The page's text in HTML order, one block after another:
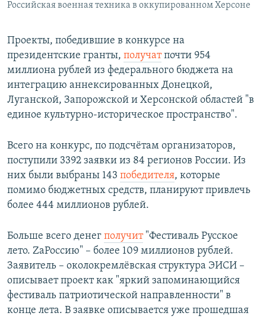
Российская военная техника в оккупированном Херсоне
Проекты, победившие в конкурсе на
президентские гранты, получатпочти 954
миллиона рублей из федерального бюджета на
интеграцию аннексированных Донецкой,
Луганской, Запорожской и Херсонской областей "в
единое культурно-историческое пространство".
Всего на конкурс, по подсчётам организаторов,
поступили 3392 заявки из 84 регионов России. Из
них были выбраны 143 победителя, которые
помимо бюджетных средств, планируют привлечь
более 444 миллионов рублей.
Больше всего денег получит"Фестиваль Русское
лето. ZaРоссию" – более 109 миллионов рублей.
Заявитель – околокремлёвская структура ЭИСИ –
описывает проект как "яркий запоминающийся
фестиваль патриотической направленности" в
конце лета. В заявке описывается уже прошедшая